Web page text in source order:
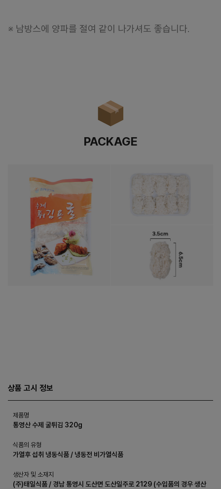
※ 남방스에 양파를 절여 같이 나가셔도 좋습니다.
PACKAGE
상품 고시 정보
제품명
통영산 수제 굴튀김 320g
식품의 유형
가열후 섭취 냉동식품 / 냉동전 비가열식품
생산자 및 소재지
(주)태일식품 / 경남 통영시 도산면 도산일주로 2129 (수입품의 경우 생산